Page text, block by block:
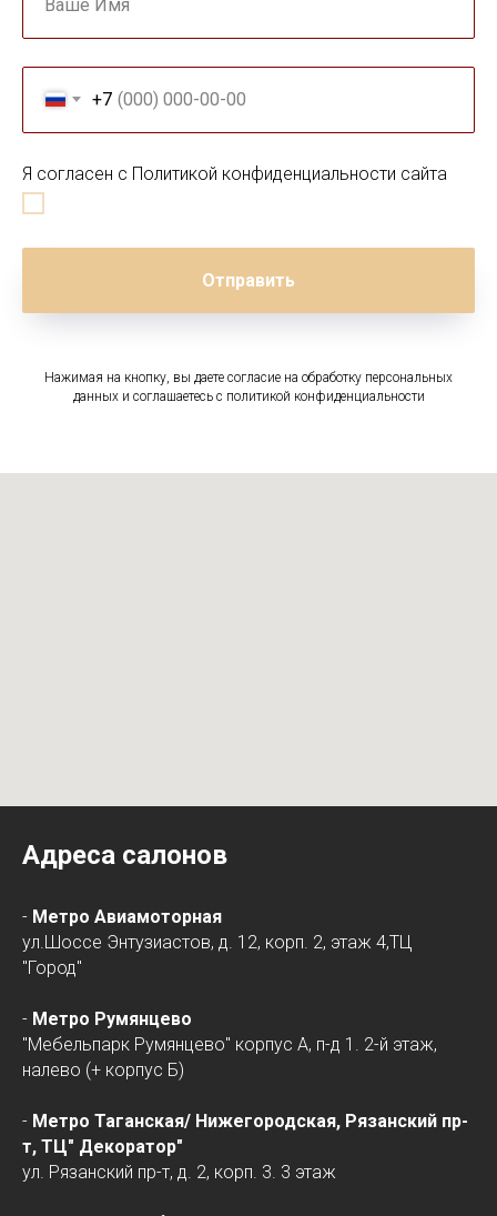
Ваше Имя
+7
Я согласен с Политикой конфиденциальности сайта
Отправить
Нажимая на кнопку, вы даете согласие на обработку персональных
данных и соглашаетесь c политикой конфиденциальности
Адреса салонов
- Метро Авиамоторная
ул.Шоссе Энтузиастов, д. 12, корп. 2, этаж 4,ТЦ
"Город"
- Метро Румянцево
"Мебельпарк Румянцево" корпус А, п-д 1. 2-й этаж,
налево (+ корпус Б)
- Метро Таганская/ Нижегородская, Рязанский пр-
т, ТЦ" Декоратор"
ул. Рязанский пр-т, д. 2, корп. 3. 3 этаж